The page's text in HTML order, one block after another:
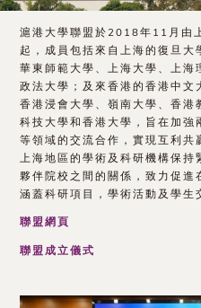
術
交
流
處
（內
地
及
地
區）
滬港大學聯盟於2018年11月由
起，成員包括來自上海的復旦大
華東師範大學、上海大學、上海
政法大學；及來香港的香港中文
香港浸會大學、嶺南大學、香
科技大學和香港大學，旨在加
等領域的交流合作，實現互利
上海地區的學術及科研機構保
夥伴院校之間的關係，致力促進
涵蓋科研項目，學術活動及學生
聯盟網頁
聯盟成立儀式